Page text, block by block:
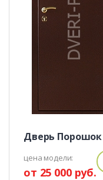
Дверь
цена модели:
от 25 000 руб.